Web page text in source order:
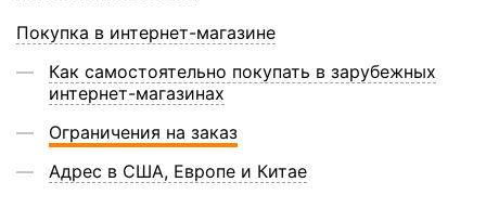
Покупка в интернет-магазине
Как самостоятельно покупать в зарубежных
интернет-магазинах
Ограничения на заказ
Адрес в США, Европе и Китае